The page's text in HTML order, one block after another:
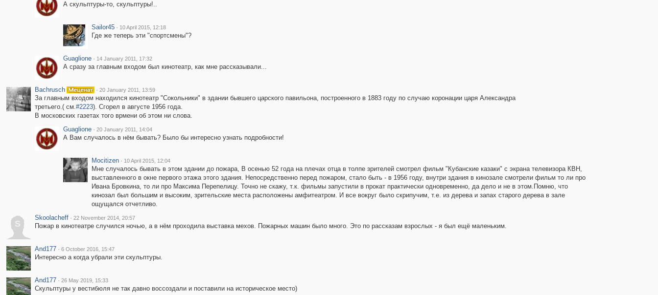
А скульптуры-то, скульптуры!..
Sailor45 · 10 April 2015, 12:18
Где же теперь эти "спортсмены"?
Guaglione · 14 January 2011, 17:32
А сразу за главным входом был кинотеатр, как мне рассказывали...
Bachrusch · 20 January 2011, 13:59
За главным входом находился кинотеатр "Сокольники" в здании бывшего царского павильона, построенного в 1883 году по случаю коронации царя Александра
третьего.( см.#2223). Сгорел в августе 1956 года.
В московских газетах того врмени об этом ни слова.
Guaglione · 20 January 2011, 14:04
А Вам случалось в нём бывать? Было бы интересно узнать подробности!
Mocitizen · 10 April 2015, 12:04
Мне случалось бывать в этом здании до пожара, В осенью 52 года на плечах отца в толпе зрителей смотрел фильм "Кубанские казаки" с экрана телевизора КВН,
выставленного в окне первого этажа этого здания. Непосредственно перед пожаром, стало быть - в 1956 году, внутри здания в кинозале смотрели фильм то ли про
Ивана Бровкина, то ли про Максима Перепелицу. Точно не скажу, т.к. фильмы запустили в прокат практически одновременно, да дело и не в этом.Помню, что
кинозал был большим и высоким, зрительские места расположены амфитеатром. И все вокруг было скрипучим, т.е. из дерева и запах старого дерева в зале
ощущался отчетливо.
S
Skoolacheff · 22 November 2014, 20:57
Пожар в кинотеатре случился ночью, а в нём проходила выставка мехов. Пожарных машин было много. Это по рассказам взрослых - я был ещё маленьким.
And177 · 6 October 2016, 15:47
Интересно а когда убрали эти скульптуры.
And177 · 26 May 2019, 15:33
Скульптуры у вестибюля не так давно воссоздали и поставили на историческое место)